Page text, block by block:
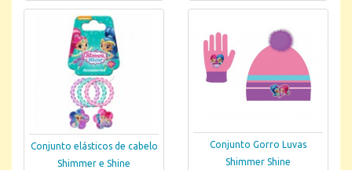
Conjunto elásticos de cabelo
Shimmer e Shine
Conjunto Gorro Luvas
Shimmer Shine